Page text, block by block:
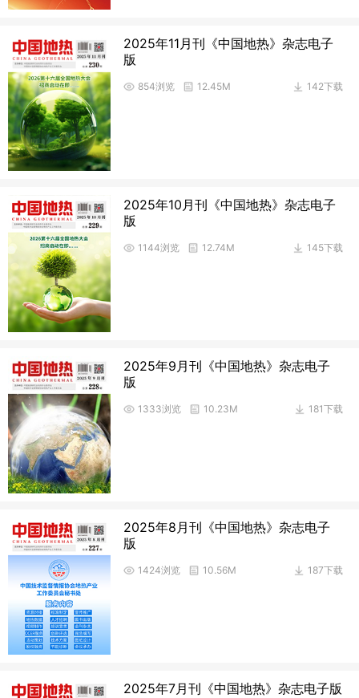
2025年11月刊《中国地热》杂志电子
版
142下载
854浏览 12.45M
2025年10月刊《中国地热》杂志电子
版
145下载
1144浏览 12.74M
2025年9月刊《中国地热》杂志电子
版
181下载
1333浏览 10.23M
2025年8月刊《中国地热》杂志电子
版
187下载
1424浏览 10.56M
2025年7月刊《中国地热》杂志电子版